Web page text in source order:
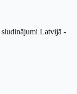
Latvijā -